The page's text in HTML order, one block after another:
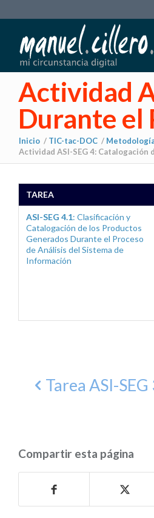
Actividad
Durante el
Inicio / TIC-tac-DOC /
Actividad ASI-SEG 4:
TAREA
ASI-SEG 4.1: Clasificación y
Catalogación de los Productos
Generados Durante el Proceso
de Análisis del Sistema de
Información
Tarea ASI-SEG
Compartir esta página